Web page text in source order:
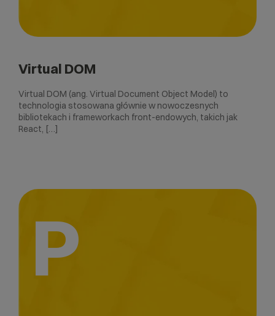
Virtual DOM
Virtual DOM (ang. Virtual Document Object Model) to
technologia stosowana głównie w nowoczesnych
bibliotekach i frameworkach front-endowych, takich jak
React, […]
P